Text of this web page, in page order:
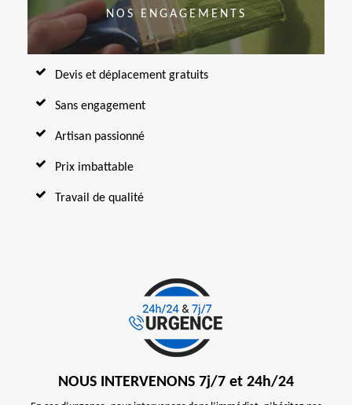
NOS ENGAGEMENTS
Devis et déplacement gratuits
Sans engagement
Artisan passionné
Prix imbattable
Travail de qualité
NOUS INTERVENONS 7j/7 et 24h/24